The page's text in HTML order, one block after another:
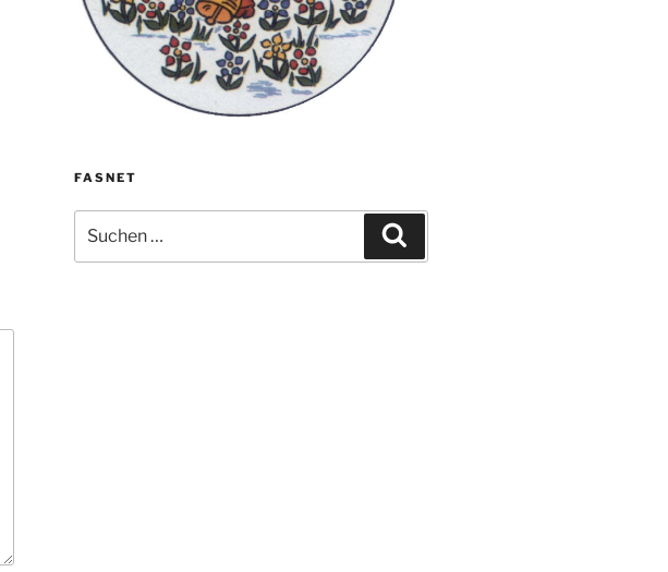
FASNET
nach: